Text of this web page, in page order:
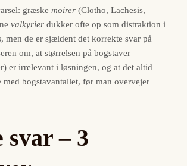
græske moirer (Clotho, Lachesis,
valkyrier dukker ofte op som distraktion i
men de er sjældent det korrekte svar på
om, at størrelsen på bogstaver
er irrelevant i løsningen, og at det altid
med bogstavantallet, før man overvejer
– 3